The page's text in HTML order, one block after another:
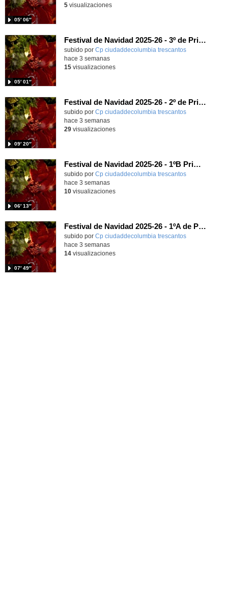
05′ 06″
5visualizaciones
Festival de Navidad 2025-26 - 3º de Primaria
subido por Cp ciudaddecolumbia trescantos
05′ 01″
-
hace 3 semanas
15visualizaciones
Festival de Navidad 2025-26 - 2º de Primaria
subido por Cp ciudaddecolumbia trescantos
09′ 20″
-
hace 3 semanas
29visualizaciones
Festival de Navidad 2025-26 - 1ºB Primaria
subido por Cp ciudaddecolumbia trescantos
06′ 13″
-
hace 3 semanas
10visualizaciones
Festival de Navidad 2025-26 - 1ºA de Primaria
subido por Cp ciudaddecolumbia trescantos
07′ 49″
-
hace 3 semanas
14visualizaciones